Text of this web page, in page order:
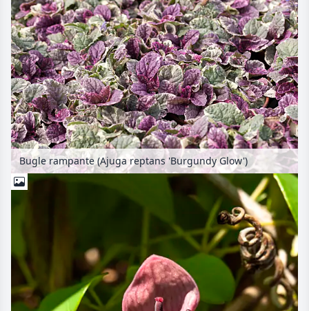
Bugle rampante (Ajuga reptans 'Burgundy Glow')